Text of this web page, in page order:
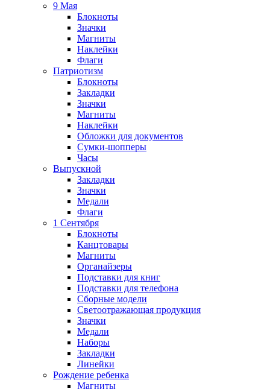
9 Мая
Блокноты
Значки
Магниты
Наклейки
Флаги
Патриотизм
Блокноты
Закладки
Значки
Магниты
Наклейки
Обложки для документов
Сумки-шопперы
Часы
Выпускной
Закладки
Значки
Медали
Флаги
1 Сентября
Блокноты
Канцтовары
Магниты
Органайзеры
Подставки для книг
Подставки для телефона
Сборные модели
Светоотражающая продукция
Значки
Медали
Наборы
Закладки
Линейки
Рождение ребенка
Магниты